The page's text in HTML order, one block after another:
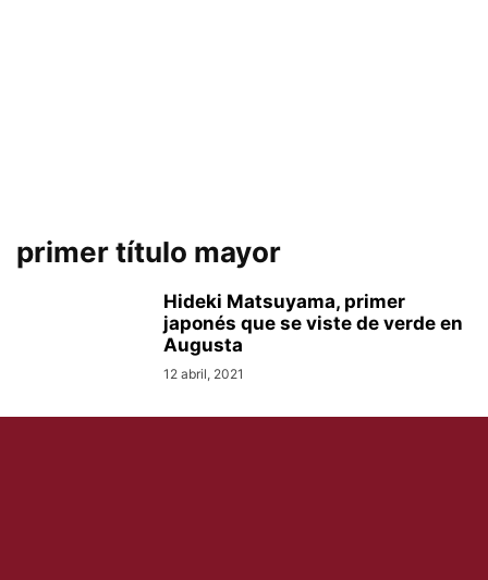
primer título mayor
Hideki Matsuyama, primer
japonés que se viste de verde en
Augusta
12 abril, 2021